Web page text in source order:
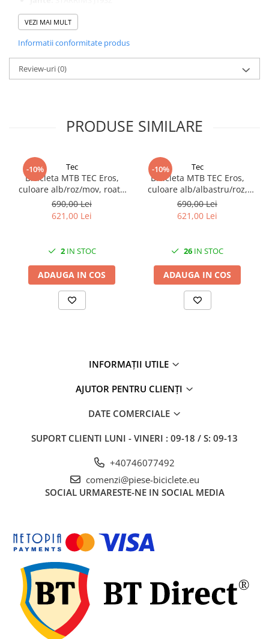
18"
20"
24"
Camere
Vulcanizare
Transmisie & Accesorii
Angrenaje
Braț Pedale
Casete
Cuvete
Ghidaj/Întinzător Lanț
Lanț
Anvelope:RUBENA Scylla E-Lite V96 29 x 2.25, flanc maro
(Amber)
VEZI MAI MULT
Informatii conformitate produs
Review-uri(0)
PRODUSE SIMILARE
-10% Tec
Bicicleta MTB TEC Eros,
culoare alb/roz/mov, roata
26", cadru din otel
690,00 Lei
621,00 Lei
2IN STOC
ADAUGA IN COS
-10% Tec
Bicicleta MTB TEC Eros,
culoare alb/albastru/roz,
roata 26", cadru din otel
690,00 Lei
621,00 Lei
26 IN STOC
ADAUGA IN COS
INFORMAȚII UTILE
AJUTOR PENTRU CLIENȚI
DATE COMERCIALE
SUPORT CLIENTI LUNI - VINERI : 09-18 / S: 09-13
+40746077492
comenzi@piese-biciclete.eu
SOCIAL URMARESTE-NE IN SOCIAL MEDIA